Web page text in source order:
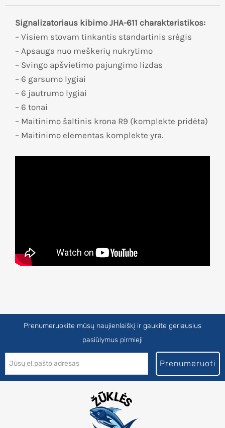
Signalizatoriaus kibimo JHA-611 charakteristikos:
– Visiem stovam tinkantis standartinis srėgis
– Apsauga nuo meškerių nukrytimo
– Svingo apšvietimo pajungimo lizdas
– 6 garsumo lygiai
– 6 jautrumo lygiai
– 6 tonai
– Maitinimo šaltinis krona R9 (komplekte pridėta)
– Maitinimo elementas komplekte yra.
Prenumeruokite mūsų naujienlaiškį ir gaukite geriausius
pasiūlymus pirmieji
Prenumeruoti